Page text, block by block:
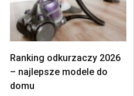
Ranking odkurzaczy 2026
– najlepsze modele do
domu